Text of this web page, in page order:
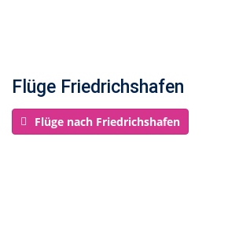
Flüge Friedrichshafen
Flüge nach Friedrichshafen